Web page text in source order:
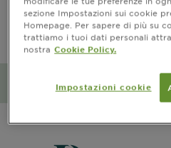
PRECAUZIONI
CLOSE SUBPANEL
Impatto ambientale
sezione Impostazioni sui cookie
Homepage. Per sapere di più su
trattiamo i tuoi dati personali
nostra Cookie Policy.
Impostazioni cookie